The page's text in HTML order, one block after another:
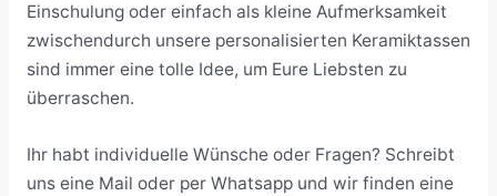
Einschulung oder einfach als kleine Aufmerksamkeit
zwischendurch unsere personalisierten Keramiktassen
sind immer eine tolle Idee, um Eure Liebsten zu
überraschen.
Ihr habt individuelle Wünsche oder Fragen? Schreibt
uns eine Mail oder per Whatsapp und wir finden eine